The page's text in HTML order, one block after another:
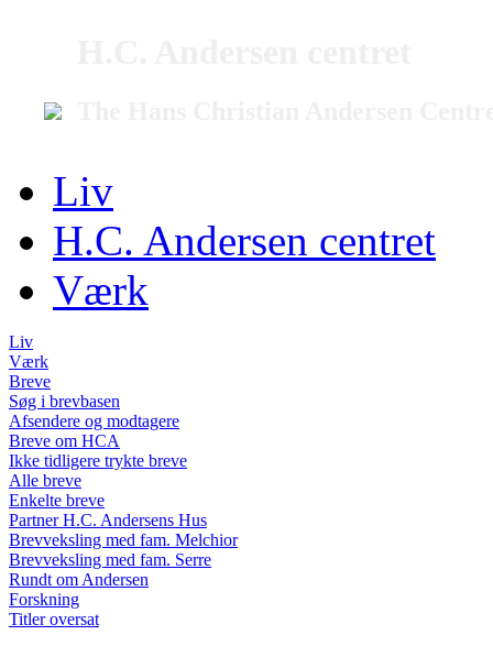
Liv
H.C. Andersen centret
Værk
Liv
Værk
Breve
Søg i brevbasen
Afsendere og modtagere
Breve om HCA
Ikke tidligere trykte breve
Alle breve
Enkelte breve
Partner H.C. Andersens Hus
Brevveksling med fam. Melchior
Brevveksling med fam. Serre
Rundt om Andersen
Forskning
Titler oversat